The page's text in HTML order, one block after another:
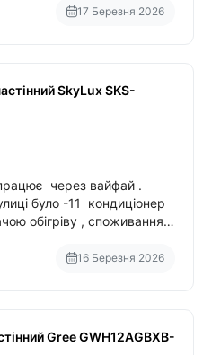
17 Березня 2026
SkyLux SKS-
через вайфай .
було -11 кондиціонер
обігріву , споживання
16 Березня 2026
Gree GWH12AGBXB-